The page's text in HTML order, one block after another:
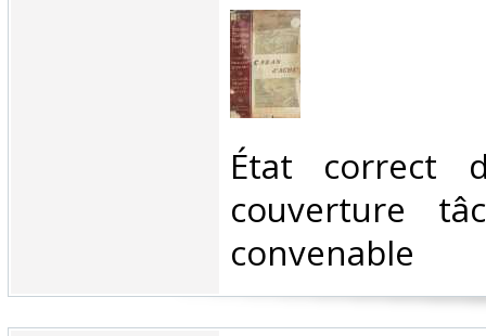
‎État correct
couverture
convenable‎